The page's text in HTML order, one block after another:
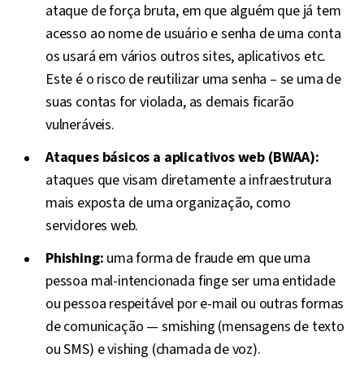
ataque de força bruta, em que alguém que já tem
acesso ao nome de usuário e senha de uma conta
os usará em vários outros sites, aplicativos etc.
Este é o risco de reutilizar uma senha – se uma de
suas contas for violada, as demais ficarão
vulneráveis.
Ataques básicos a aplicativos web (BWAA):
ataques que visam diretamente a infraestrutura
mais exposta de uma organização, como
servidores web.
Phishing: uma forma de fraude em que uma
pessoa mal-intencionada finge ser uma entidade
ou pessoa respeitável por e-mail ou outras formas
de comunicação — smishing (mensagens de texto
ou SMS) e vishing (chamada de voz).